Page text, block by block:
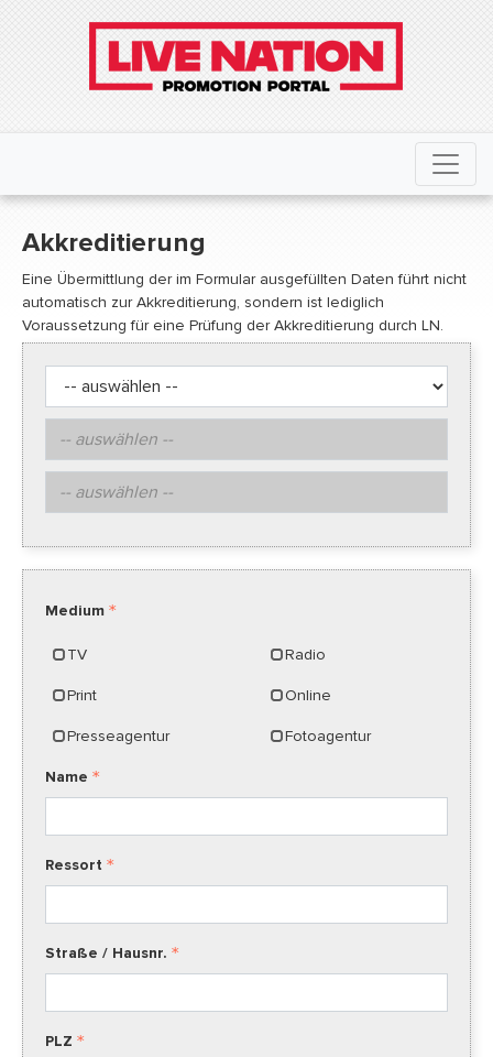
Akkreditierung
Eine Übermittlung der im Formular ausgefüllten Daten führt nicht
automatisch zur Akkreditierung, sondern ist lediglich
Voraussetzung für eine Prüfung der Akkreditierung durch LN.
Medium
TV Radio
Print Online
Presseagentur Fotoagentur
Name
Ressort
Straße / Hausnr.
PLZ